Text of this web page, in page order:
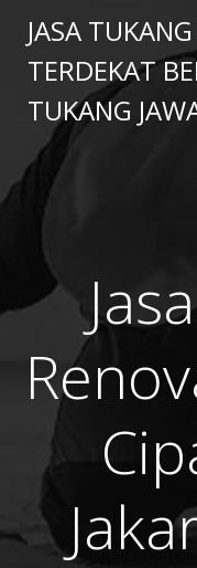
JASA
TERDEKAT
TUKANG